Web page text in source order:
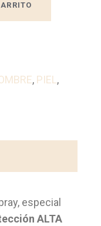
, PIEL ,
especial
ALTA